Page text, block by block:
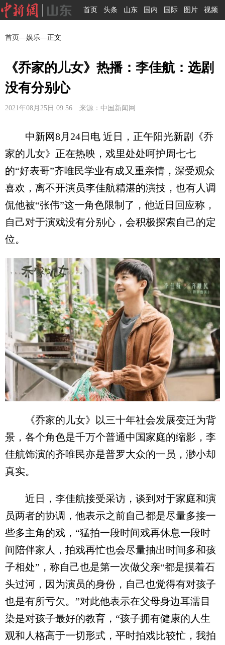
首页 头条 山东 国内 国际 图片 视频
首页—娱乐—正文
《乔家的儿女》热播：李佳航：选剧
没有分别心
2021年08月25日 09:56 来源：中国新闻网
中新网8月24日电 近日，正午阳光新剧《乔
家的儿女》正在热映，戏里处处呵护周七七
的“好表哥”齐唯民学业有成又重亲情，深受观众
喜欢，离不开演员李佳航精湛的演技，也有人调
侃他被“张伟”这一角色限制了，他近日回应称，
自己对于演戏没有分别心，会积极探索自己的定
位。
《乔家的儿女》以三十年社会发展变迁为背
景，各个角色是千万个普通中国家庭的缩影，李
佳航饰演的齐唯民亦是普罗大众的一员，渺小却
真实。
近日，李佳航接受采访，谈到对于家庭和演
员两者的协调，他表示之前自己都是尽量多接一
些多主角的戏，“猛拍一段时间戏再休息一段时
间陪伴家人，拍戏再忙也会尽量抽出时间多和孩
子相处”，称自己也是第一次做父亲“都是摸着石
头过河，因为演员的身份，自己也觉得有对孩子
也是有所亏欠。”对此他表示在父母身边耳濡目
染是对孩子最好的教育，“孩子拥有健康的人生
观和人格高于一切形式，平时拍戏比较忙，我拍